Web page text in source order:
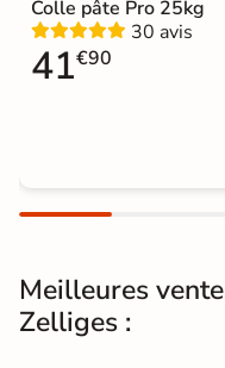
Normes
Origine
Colle pâte Pro 25kg
30 avis
41€90
Meilleures
Zelliges :